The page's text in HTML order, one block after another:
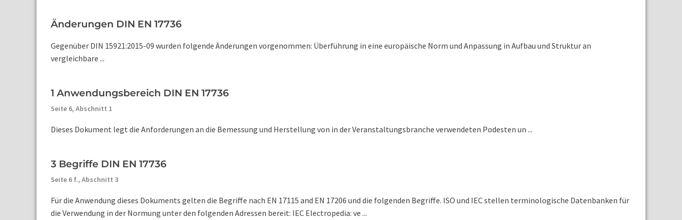
Änderungen DIN EN 17736
Gegenüber DIN 15921:2015-09 wurden folgende Änderungen vorgenommen: Überführung in eine europäische Norm und Anpassung in Aufbau und Struktur an
vergleichbare ...
1 Anwendungsbereich DIN EN 17736
Seite 6, Abschnitt 1
Dieses Dokument legt die Anforderungen an die Bemessung und Herstellung von in der Veranstaltungsbranche verwendeten Podesten un ...
3 Begriffe DIN EN 17736
Seite 6 f., Abschnitt 3
Für die Anwendung dieses Dokuments gelten die Begriffe nach EN 17115 and EN 17206 und die folgenden Begriffe. ISO und IEC stellen terminologische Datenbanken für
die Verwendung in der Normung unter den folgenden Adressen bereit: IEC Electropedia: ve ...